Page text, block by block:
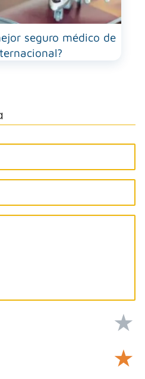
seguro médico de
★
★